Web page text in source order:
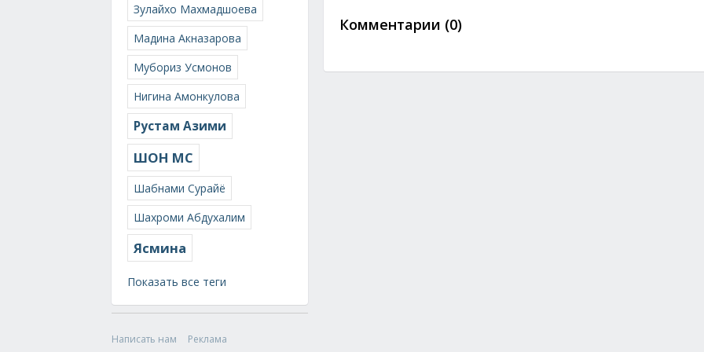
Зулайхо Махмадшоева
Мадина Акназарова
Мубориз Усмонов
Нигина Амонкулова
Рустам Азими
ШОН МС
Шабнами Сурайё
Шахроми Абдухалим
Ясмина
Показать все теги
Написать нам
Реклама
Комментарии (0)